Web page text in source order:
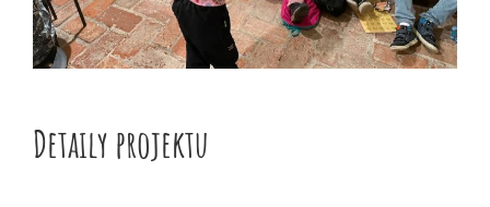
Detaily projektu